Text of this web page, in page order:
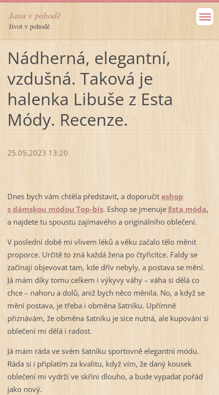
Jana v pohodě
život v pohodě
Nádherná, elegantní,
vzdušná. Taková je
halenka Libuše z Esta
Módy. Recenze.
25.05.2023 13:20
Dnes bych vám chtěla představit, a doporučit eshop
s dámskou módou Top-bis. Eshop se jmenuje Esta móda,
a najdete tu spoustu zajímavého a originálního oblečení.
V poslední době mi vlivem léků a věku začalo tělo měnit
proporce. Určitě to zná každá žena po čtyřicítce. Faldy se
začínají objevovat tam, kde dřív nebyly, a postava se mění.
Já mám díky tomu celkem i výkyvy váhy – váha si dělá co
chce – nahoru a dolů, aniž bych něco měnila. No, a když se
mění postava, je třeba i obměna šatníku. Upřímně
přiznávám, že obměna šatníku je sice nutná, ale kupování si
oblečení mi dělá i radost.
Já mám ráda ve svém šatníku sportovně elegantní módu.
Ráda si i připlatím za kvalitu, když vím, že daný kousek
oblečení mi vydrží ve skříni dlouho, a bude vypadat pořád
jako nový.